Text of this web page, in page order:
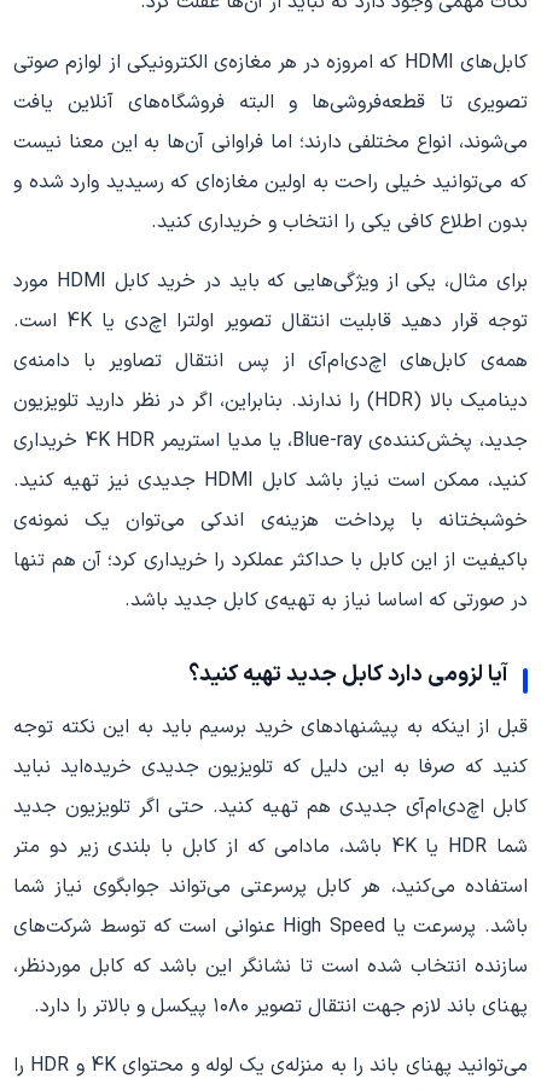
کابل‌های HDMI که امروزه در هر مغازه‌ی الکترونیکی از لوازم صوتی
تصویری تا قطعه‌فروشی‌ها و البته فروشگاه‌های آنلاین یافت
می‌شوند، انواع مختلفی دارند؛ اما فراوانی آن‌ها به این معنا نیست
که می‌توانید خیلی راحت به اولین مغازه‌ای که رسیدید وارد شده و
بدون اطلاع کافی یکی را انتخاب و خریداری کنید.
برای مثال، یکی از ویژگی‌هایی که باید در خرید کابل HDMI مورد
توجه قرار دهید قابلیت انتقال تصویر اولترا اچ‌دی یا 4K است.
همه‌ی کابل‌های اچ‌دی‌ام‌آی از پس انتقال تصاویر با دامنه‌ی
دینامیک بالا (HDR) را ندارند. بنابراین، اگر در نظر دارید تلویزیون
جدید، پخش‌کننده‌ی Blue-ray، یا مدیا استریمر 4K HDR خریداری
کنید، ممکن است نیاز باشد کابل HDMI جدیدی نیز تهیه کنید.
خوشبختانه با پرداخت هزینه‌ی اندکی می‌توان یک نمونه‌ی
باکیفیت از این کابل با حداکثر عملکرد را خریداری کرد؛ آن هم تنها
در صورتی که اساسا نیاز به تهیه‌ی کابل جدید باشد.
آیا لزومی دارد کابل جدید تهیه کنید؟
قبل از اینکه به پیشنهادهای خرید برسیم باید به این نکته توجه
کنید که صرفا به این دلیل که تلویزیون جدیدی خریده‌اید نباید
کابل اچ‌دی‌ام‌آی جدیدی هم تهیه کنید. حتی اگر تلویزیون جدید
شما HDR یا 4K باشد، مادامی که از کابل با بلندی زیر دو متر
استفاده می‌کنید، هر کابل پرسرعتی می‌تواند جوابگوی نیاز شما
باشد. پرسرعت یا High Speed عنوانی است که توسط شرکت‌های
سازنده انتخاب شده است تا نشانگر این باشد که کابل موردنظر،
پهنای باند لازم جهت انتقال تصویر ۱۰۸۰ پیکسل و بالاتر را دارد.
می‌توانید پهنای باند را به منزله‌ی یک لوله و محتوای 4K و HDR را